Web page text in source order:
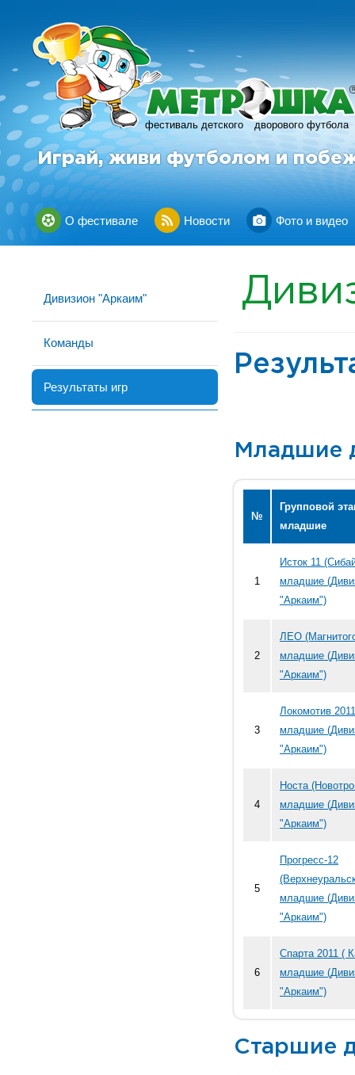
фестиваль детского дворового футбола
R
Играй, живи футболом и
О фестивале Новости Фото и видео
Дивизион "Аркаим"
Команды
Результаты игр
Младшие
№
Групповой
младшие
1
Исток 11
младшие
"Аркаим")
2
ЛЕО
младшие
"Аркаим")
3
Локомотив
младшие
"Аркаим")
4
Носта
младшие
"Аркаим")
5
Прогресс-12
младшие
"Аркаим")
6
Спарта 2011 (
младшие
"Аркаим")
Старшие